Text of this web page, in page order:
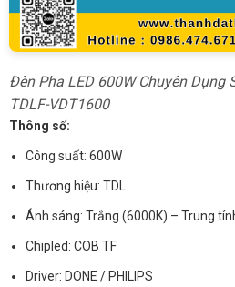
Đèn Pha LED 600W Chuyên
TDLF-VDT1600
Thông số:
Công suất: 600W
Thương hiệu: TDL
Ánh sáng: Trắng (6000K) – Trung
Chipled: COB TF
Driver: DONE / PHILIPS